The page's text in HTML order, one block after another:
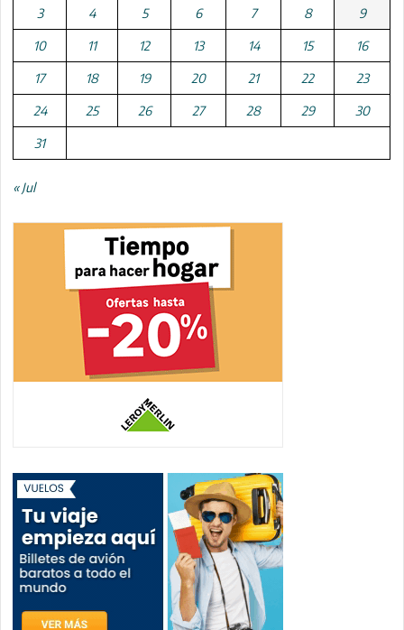
3 4 5 6 7 8 9
10 11 12 13 14 15 16
17 18 19 20 21 22 23
24 25 26 27 28 29 30
31
« Jul